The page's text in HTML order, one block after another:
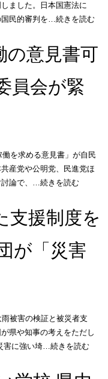
ました。日本国憲法に
国民的審判を…続きを読む
の意見書可
員会が緊
を求める意見書」が自民
産党や公明党、民進党ほ
討論で、…続きを読む
支援制度を
が「災害
被害の検証と被災者支
県や知事の考えをただし
害に強い埼…続きを読む